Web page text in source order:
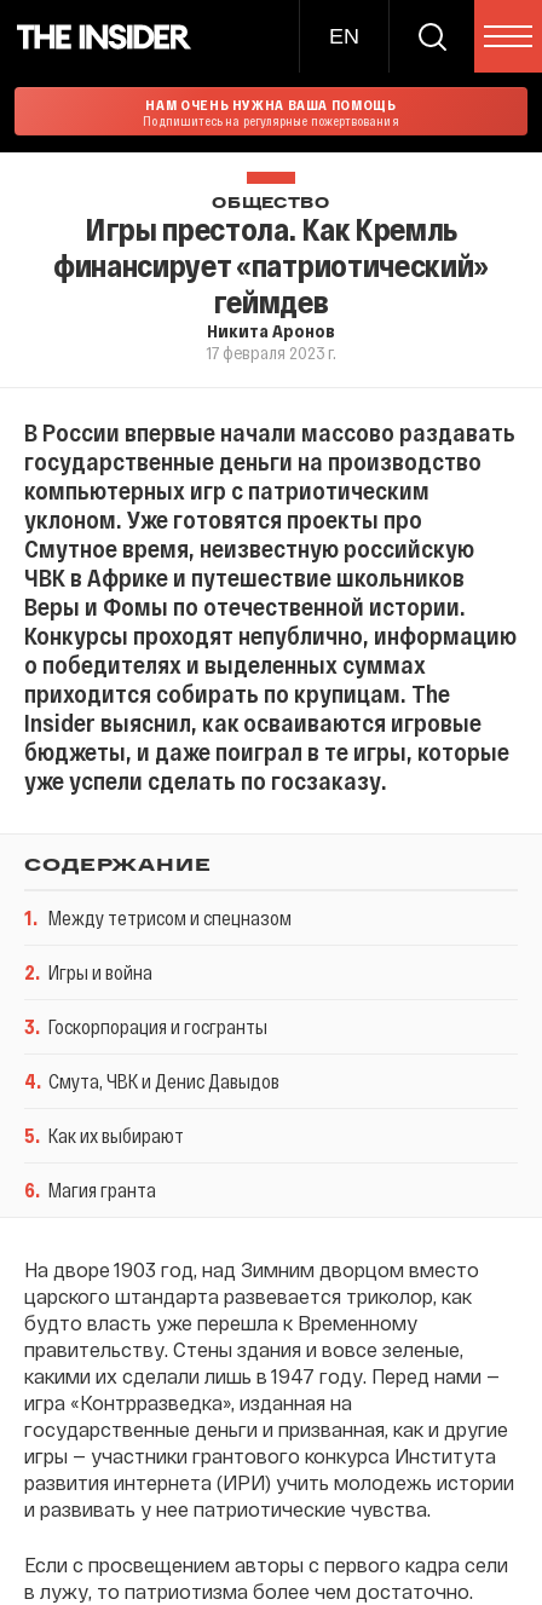
EN
НАМ ОЧЕНЬ НУЖНА ВАША ПОМОЩЬ
Подпишитесь на регулярные пожертвования
ОБЩЕСТВО
Игры престола. Как Кремль
финансирует «патриотический»
геймдев
Никита Аронов
17 февраля 2023 г.
В России впервые начали массово раздавать
государственные деньги на производство
компьютерных игр с патриотическим
уклоном. Уже готовятся проекты про
Смутное время, неизвестную российскую
ЧВК в Африке и путешествие школьников
Веры и Фомы по отечественной истории.
Конкурсы проходят непублично, информацию
о победителях и выделенных суммах
приходится собирать по крупицам. The
Insider выяснил, как осваиваются игровые
бюджеты, и даже поиграл в те игры, которые
уже успели сделать по госзаказу.
СОДЕРЖАНИЕ
1. Между тетрисом и спецназом
2. Игры и война
3. Госкорпорация и госгранты
4. Смута, ЧВК и Денис Давыдов
5. Как их выбирают
6. Магия гранта
На дворе 1903 год, над Зимним дворцом вместо
царского штандарта развевается триколор, как
будто власть уже перешла к Временному
правительству. Стены здания и вовсе зеленые,
какими их сделали лишь в 1947 году. Перед нами —
игра «Контрразведка», изданная на
государственные деньги и призванная, как и другие
игры — участники грантового конкурса Института
развития интернета (ИРИ) учить молодежь истории
и развивать у нее патриотические чувства.
Если с просвещением авторы с первого кадра сели
в лужу, то патриотизма более чем достаточно.